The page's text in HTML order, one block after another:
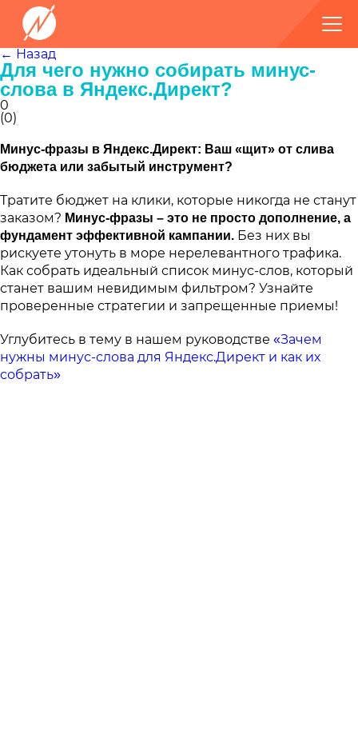
← Назад
Для чего нужно собирать минус-
слова в Яндекс.Директ?
0
(0)
Минус-фразы в Яндекс.Директ: Ваш «щит» от слива
бюджета или забытый инструмент?
Тратите бюджет на клики, которые никогда не станут
заказом? Минус-фразы – это не просто дополнение, а
фундамент эффективной кампании. Без них вы
рискуете утонуть в море нерелевантного трафика.
Как собрать идеальный список минус-слов, который
станет вашим невидимым фильтром? Узнайте
проверенные стратегии и запрещенные приемы!
Углубитесь в тему в нашем руководстве «Зачем
нужны минус-слова для Яндекс.Директ и как их
собрать»